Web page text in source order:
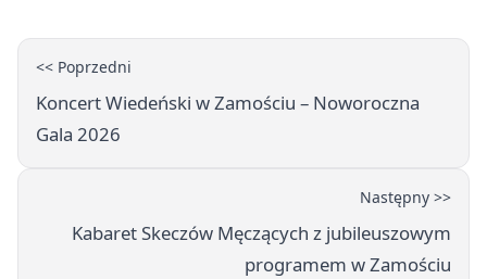
<< Poprzedni
Koncert Wiedeński w Zamościu – Noworoczna
Gala 2026
Następny >>
Kabaret Skeczów Męczących z jubileuszowym
programem w Zamościu